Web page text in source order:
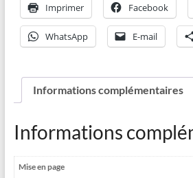
Imprimer Facebook
WhatsApp E-mail
Informations complémentaires
Informations
Mise en page